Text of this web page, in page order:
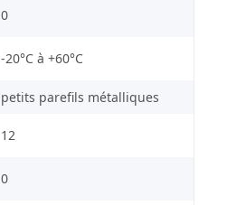
0
-20°C à +60°C
petits parefils métalliques
12
0